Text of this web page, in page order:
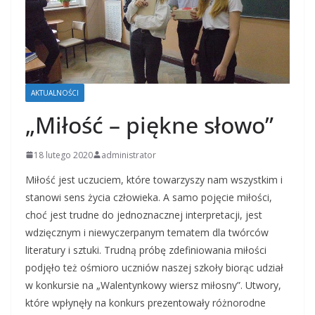
AKTUALNOŚCI
„Miłość – piękne słowo”
18 lutego 2020 administrator
Miłość jest uczuciem, które towarzyszy nam wszystkim i
stanowi sens życia człowieka. A samo pojęcie miłości,
choć jest trudne do jednoznacznej interpretacji, jest
wdzięcznym i niewyczerpanym tematem dla twórców
literatury i sztuki. Trudną próbę zdefiniowania miłości
podjęło też ośmioro uczniów naszej szkoły biorąc udział
w konkursie na „Walentynkowy wiersz miłosny”. Utwory,
które wpłynęły na konkurs prezentowały różnorodne